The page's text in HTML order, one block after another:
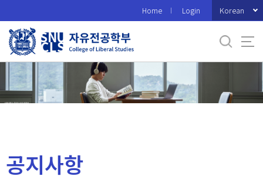
로
메
Home Login Korean
공지사항